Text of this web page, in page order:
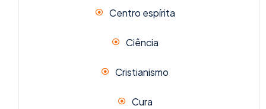
Centro espírita
Ciência
Cristianismo
Cura